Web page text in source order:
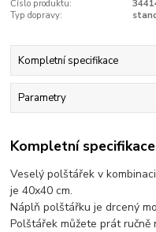
Číslo produktu:
Typ dopravy:
Kompletní specifikace
Parametry
Kompletní specifikace
Veselý polštářek v
je 40x40 cm.
Náplň polštářku je drcený
Polštářek můžete prát ručně